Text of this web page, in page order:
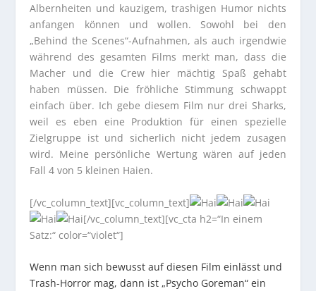
Albernheiten und kauzigem, trashigen Humor nichts
anfangen können und wollen. Sowohl bei den
„Behind the Scenes“-Aufnahmen, als auch irgendwie
während des gesamten Films merkt man, dass die
Macher und die Crew hier mächtig Spaß gehabt
haben müssen. Die fröhliche Stimmung schwappt
einfach über. Ich gebe diesem Film nur drei Sharks,
weil es eben eine Produktion für einen spezielle
Zielgruppe ist und sicherlich nicht jedem zusagen
wird. Meine persönliche Wertung wären auf jeden
Fall 4 von 5 kleinen Haien.
[/vc_column_text][vc_column_text]
[/vc_column_text][vc_cta h2=“In einem
Satz:“ color=“violet“]
Wenn man sich bewusst auf diesen Film einlässt und
Trash-Horror mag, dann ist „Psycho Goreman“ ein